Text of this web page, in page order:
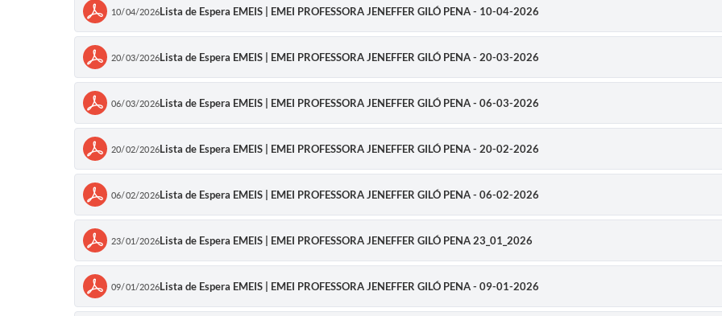
10/04/2026Lista de Espera EMEIS | EMEI PROFESSORA JENEFFER GILÓ PENA - 10-04-2026
20/03/2026Lista de Espera EMEIS | EMEI PROFESSORA JENEFFER GILÓ PENA - 20-03-2026
06/03/2026Lista de Espera EMEIS | EMEI PROFESSORA JENEFFER GILÓ PENA - 06-03-2026
20/02/2026Lista de Espera EMEIS | EMEI PROFESSORA JENEFFER GILÓ PENA - 20-02-2026
06/02/2026Lista de Espera EMEIS | EMEI PROFESSORA JENEFFER GILÓ PENA - 06-02-2026
23/01/2026Lista de Espera EMEIS | EMEI PROFESSORA JENEFFER GILÓ PENA 23_01_2026
09/01/2026Lista de Espera EMEIS | EMEI PROFESSORA JENEFFER GILÓ PENA - 09-01-2026